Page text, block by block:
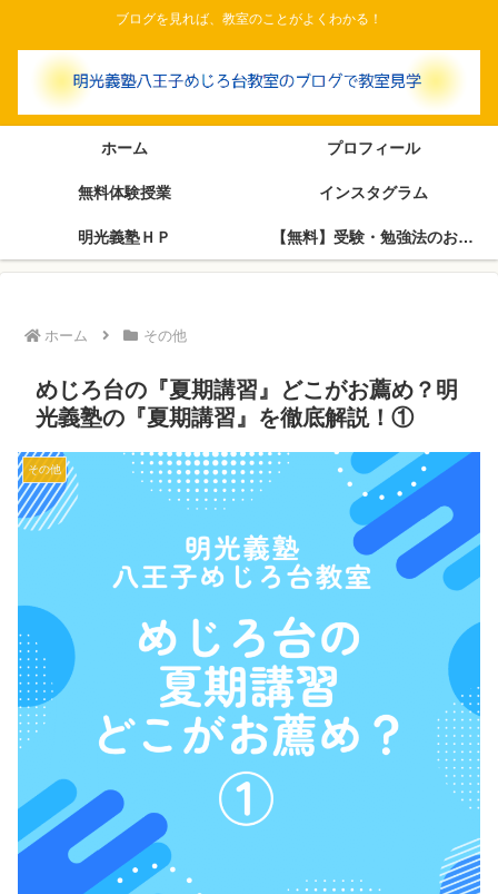
ブログを見れば、教室のことがよくわかる！
ホーム プロフィール
無料体験授業 インスタグラム
明光義塾ＨＰ 【無料】受験・勉強法のお悩み相談室（塾長がブログで回答します）
ホーム その他
めじろ台の『夏期講習』どこがお薦め？明
光義塾の『夏期講習』を徹底解説！①
その他